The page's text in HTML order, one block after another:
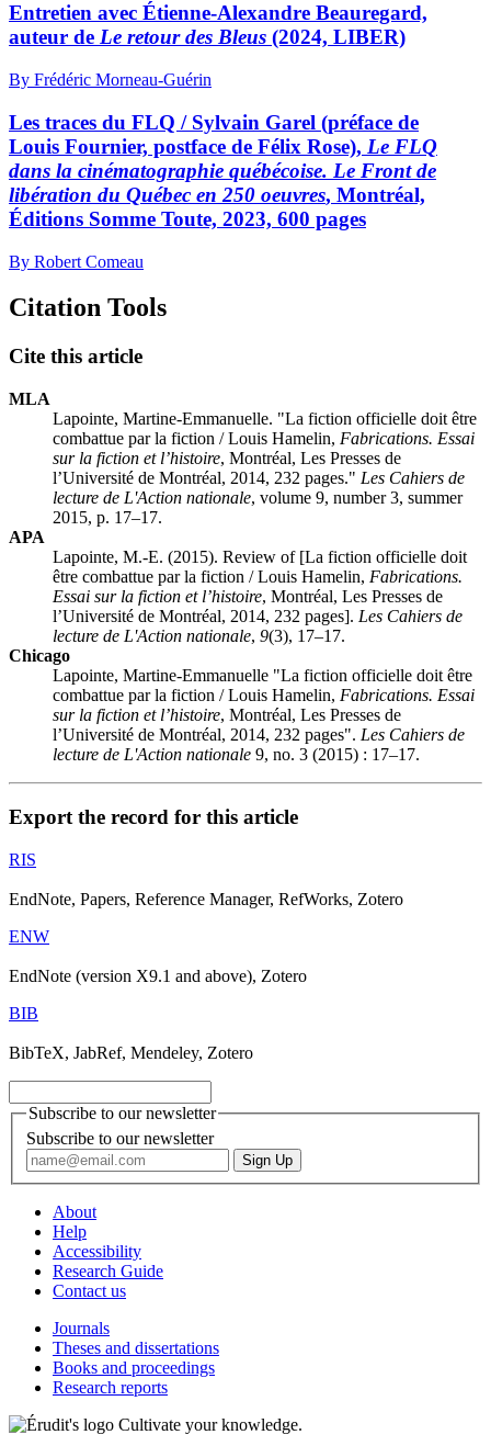
Entretien avec Étienne‑Alexandre Beauregard,
auteur de Le retour des Bleus (2024, LIBER)
By Frédéric Morneau-Guérin
Les traces du FLQ / Sylvain Garel (préface de
Louis Fournier, postface de Félix Rose), Le FLQ
dans la cinématographie québécoise. Le Front de
libération du Québec en 250 oeuvres, Montréal,
Éditions Somme Toute, 2023, 600 pages
By Robert Comeau
Citation Tools
Cite this article
MLA
Lapointe, Martine-Emmanuelle. "La fiction officielle doit être
combattue par la fiction /Louis Hamelin, Fabrications. Essai
sur la fiction et l’histoire, Montréal, Les Presses de
l’Université de Montréal, 2014, 232 pages." Les Cahiers de
lecture de L'Action nationale, volume 9, number 3, summer
2015, p. 17–17.
APA
Lapointe, M.-E. (2015). Review of [La fiction officielle doit
être combattue par la fiction /Louis Hamelin, Fabrications.
Essai sur la fiction et l’histoire, Montréal, Les Presses de
l’Université de Montréal, 2014, 232 pages]. Les Cahiers de
lecture de L'Action nationale, 9(3), 17–17.
Chicago
Lapointe, Martine-Emmanuelle "La fiction officielle doit être
combattue par la fiction /Louis Hamelin, Fabrications. Essai
sur la fiction et l’histoire, Montréal, Les Presses de
l’Université de Montréal, 2014, 232 pages". Les Cahiers de
lecture de L'Action nationale 9, no. 3 (2015) : 17–17.
Export the record for this article
RIS
EndNote, Papers, Reference Manager, RefWorks, Zotero
ENW
EndNote (version X9.1 and above), Zotero
BIB
BibTeX, JabRef, Mendeley, Zotero
Subscribe to our newsletter
Subscribe to our newsletter
About
Help
Accessibility
Research Guide
Contact us
Journals
Theses and dissertations
Books and proceedings
Research reports
Cultivate your knowledge.